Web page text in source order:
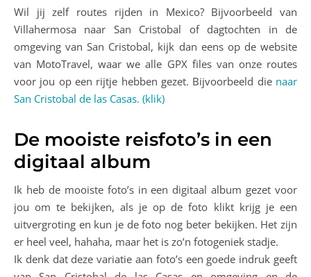
Wil jij zelf routes rijden in Mexico? Bijvoorbeeld van
Villahermosa naar San Cristobal of dagtochten in de
omgeving van San Cristobal, kijk dan eens op de website
van MotoTravel, waar we alle GPX files van onze routes
voor jou op een rijtje hebben gezet. Bijvoorbeeld die naar
San Cristobal de las Casas. (klik)
De mooiste reisfoto’s in een
digitaal album
Ik heb de mooiste foto’s in een digitaal album gezet voor
jou om te bekijken, als je op de foto klikt krijg je een
uitvergroting en kun je de foto nog beter bekijken. Het zijn
er heel veel, hahaha, maar het is zo’n fotogeniek stadje.
Ik denk dat deze variatie aan foto’s een goede indruk geeft